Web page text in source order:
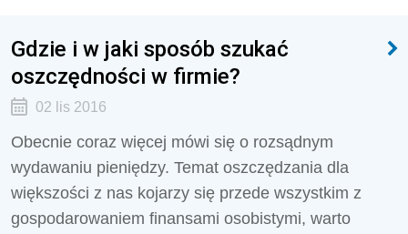
Gdzie i w jaki sposób szukać
oszczędności w firmie?
02 lis 2016
Obecnie coraz więcej mówi się o rozsądnym
wydawaniu pieniędzy. Temat oszczędzania dla
większości z nas kojarzy się przede wszystkim z
gospodarowaniem finansami osobistymi, warto